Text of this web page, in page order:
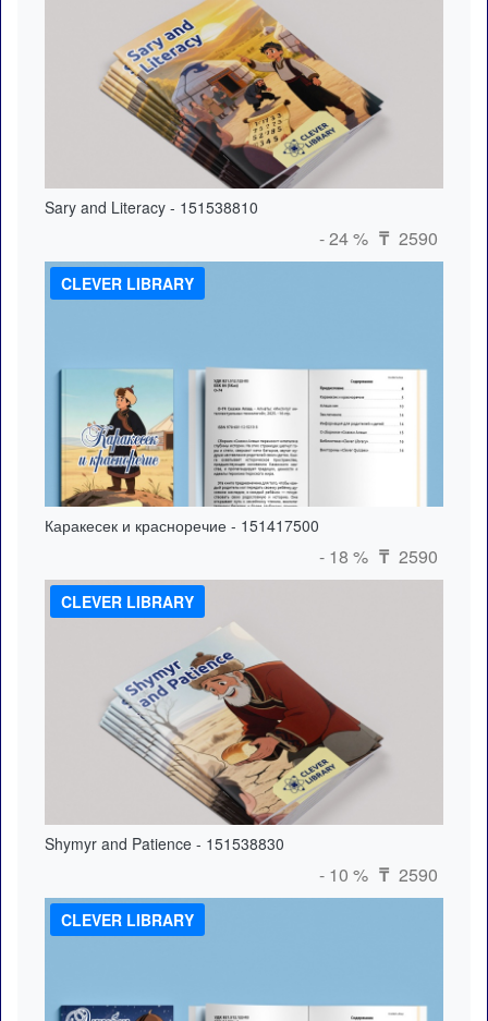
Sary and Literacy - 151538810
- 24 % ₸ 2590
CLEVER LIBRARY
Каракесек и красноречие - 151417500
- 18 % ₸ 2590
CLEVER LIBRARY
Shymyr and Patience - 151538830
- 10 % ₸ 2590
CLEVER LIBRARY